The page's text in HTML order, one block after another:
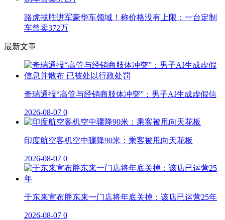
路虎揽胜进军豪华车领域！称价格没有上限：一台定制
车曾卖372万
最新文章
奇瑞通报“高管与经销商肢体冲突”：男子AI生成虚假信
2026-08-07 0
印度航空客机空中骤降90米：乘客被甩向天花板
2026-08-07 0
于东来宣布胖东来一门店将年底关掉：该店已运营25年
2026-08-07 0